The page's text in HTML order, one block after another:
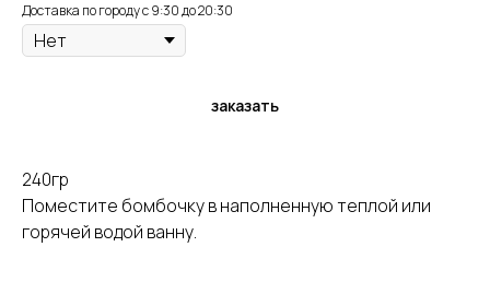
Доставка по городу с 9:30 до 20:30
заказать
240гр
Поместите бомбочку в наполненную теплой или
горячей водой ванну.